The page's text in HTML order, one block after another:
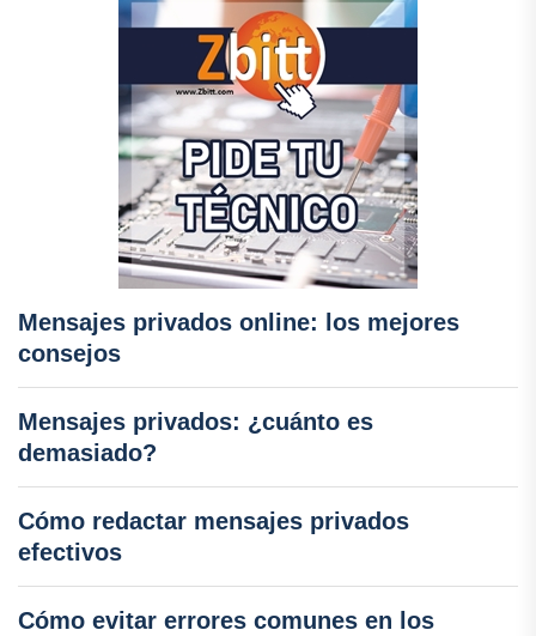
Mensajes privados online: los mejores
consejos
Mensajes privados: ¿cuánto es
demasiado?
Cómo redactar mensajes privados
efectivos
Cómo evitar errores comunes en los